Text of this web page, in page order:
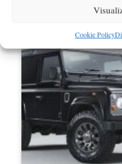
Cookie Policy
produzione di